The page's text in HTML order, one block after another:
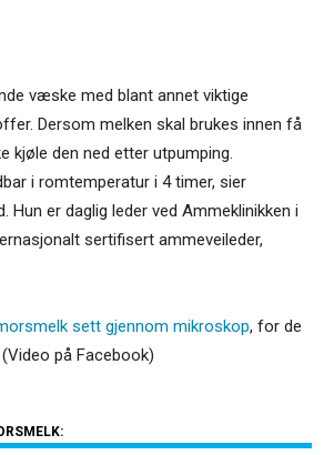
væske med blant annet viktige
Dersom melken skal brukes innen få
kjøle den ned etter utpumping.
i romtemperatur i 4 timer, sier
Hun er daglig leder ved Ammeklinikken i
sertifisert ammeveileder,
sett gjennom mikroskop, for de
på Facebook)